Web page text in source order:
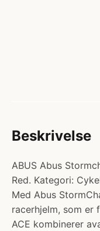
Beskrivelse
ABUS Abus
Red. Kategori:
Med Abus
racerhjelm, som er
ACE kombinerer